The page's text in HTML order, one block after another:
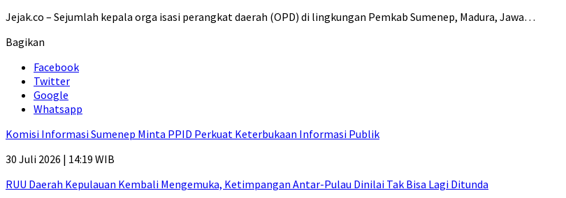
Jejak.co – Sejumlah kepala orga isasi perangkat daerah (OPD) di lingkungan Pemkab Sumenep, Madura, Jawa…
Bagikan
Facebook
Twitter
Google
Whatsapp
Komisi Informasi Sumenep Minta PPID Perkuat Keterbukaan Informasi Publik
30 Juli 2026 | 14:19 WIB
RUU Daerah Kepulauan Kembali Mengemuka, Ketimpangan Antar-Pulau Dinilai Tak Bisa Lagi Ditunda